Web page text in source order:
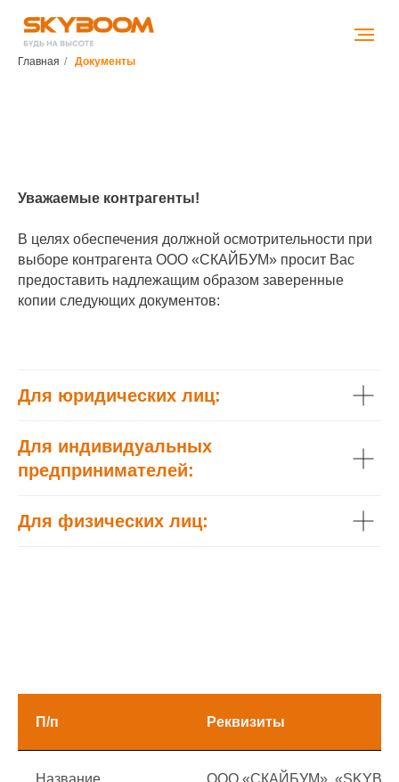
Главная / Документы
Уважаемые контрагенты!
В целях обеспечения должной осмотрительности при
выборе контрагента ООО «СКАЙБУМ» просит Вас
предоставить надлежащим образом заверенные
копии следующих документов:
Для юридических лиц:
Для индивидуальных
предпринимателей:
Для физических лиц:
П/п Реквизиты
Название
ООО «СКАЙБУМ»,